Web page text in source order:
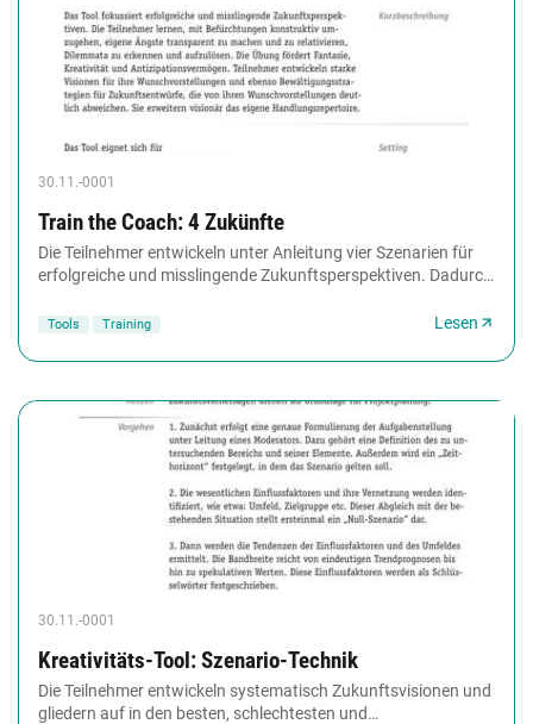
30.11.-0001
Train the Coach: 4 Zukünfte
Die Teilnehmer entwickeln unter Anleitung vier Szenarien für
erfolgreiche und misslingende Zukunftsperspektiven. Dadurch
Tools Training Lesen
30.11.-0001
Kreativitäts-Tool: Szenario-Technik
Die Teilnehmer entwickeln systematisch Zukunftsvisionen und
gliedern auf in den besten, schlechtesten und